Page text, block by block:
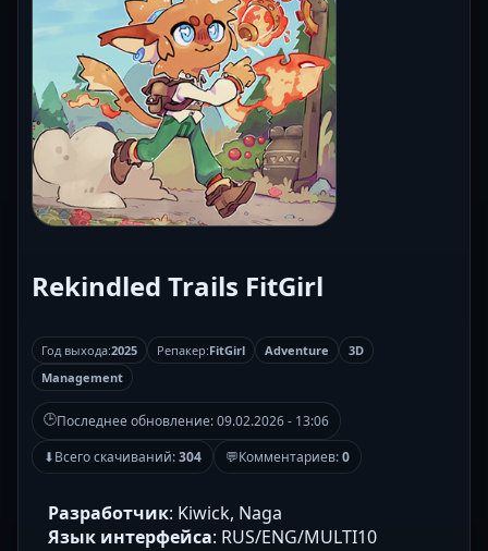
Rekindled Trails FitGirl
Год выхода:2025 Репакер:FitGirl Adventure
3D
Management
🕒Последнее обновление:09.02.2026 - 13:06
⬇Всего скачиваний:304 💬Комментариев:0
Разработчик: Kiwick, Naga
Язык интерфейса: RUS/ENG/MULTI10